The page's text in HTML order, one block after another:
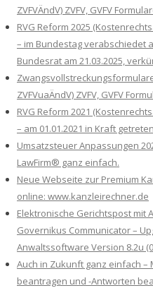
ZVFVÄndV) ZVFV, GVFV
RVG Reform 2025
– im Bundestag verabschiedet
Bundesrat am 21.03.2025,
ZVFVuaÄndV) ZVFV, GVFV
RVG Reform 2021
– am 01.01.2021 in Kraft getreten
Umsatzsteuer Anpassungen
LawFirm® ganz einfach.
Neue Webseite zur Premium
online: www.kanzleirechner.de
Elektronische Gerichtspost mit
Governikus Communicator –
Anwaltssoftware Version 8.2u
Auch in Zukunft ganz einfach –
beantragen und -Antworten